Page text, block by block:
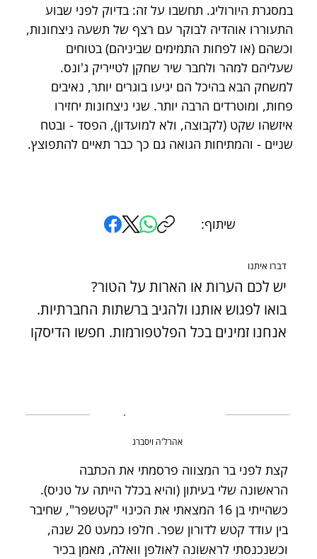
במסגרת היורוליג. תחשבו על זה: בדיוק לפני שבוע
התעוררו אוהדיה לבוקר עם רצף של תשעה ניצחונות,
וכשהם (או לפחות התמימים שביניהם) בטוחים
שעליהם למהר ולחבר שיר שחקן לטייריק ג'ונס.
למשחק הבא בהיכל הם יגיעו בוגרים יותר, נאיבים
פחות, ומוטרדים הרבה יותר. שני ניצחונות יחזירו
איזשהו שקט (לקבוצה, ולא למועדון), הפסד - ובטח
שניים - והמתיחות הגואה גם כך כבר תאיים להתפוצץ.
שיתוף:
דברו איתנו
יש לכם הערות או הארות על הטור?
בואו לפגוש אותנו ולהגיב ברשתות החברתיות.
אנחנו זמינים בכל הפלטפורמות. חפשו הדיסקו
אהרל'ה ויסברג
קצת לפני בר המצווה פרסמתי את הכתבה
הראשונה שלי בעיתון (והיא בכלל הייתה על טניס).
כשהייתי בן 16 המצאתי את הכינוי "קטשפר", שחיבר
בין עודד קטש לדורון שפר. חלפו כמעט 20 שנה,
וכשנכנסתי לראשונה לאולפן וואלה, מאמן בכיר